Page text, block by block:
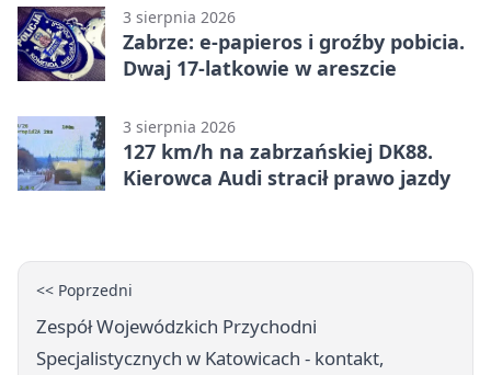
3 sierpnia 2026
Zabrze: e-papieros i groźby pobicia.
Dwaj 17-latkowie w areszcie
3 sierpnia 2026
127 km/h na zabrzańskiej DK88.
Kierowca Audi stracił prawo jazdy
<< Poprzedni
Zespół Wojewódzkich Przychodni
Specjalistycznych w Katowicach - kontakt,